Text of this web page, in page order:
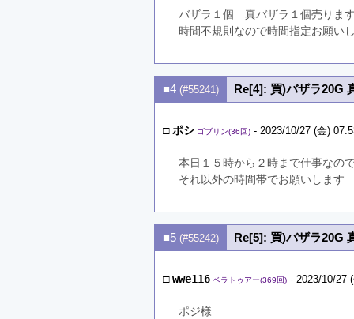
バザラ１個　真バザラ１個売りま
時間不規則なので時間指定お願い
■4 (#55241) Re[4]: 買)バザラ20G
□ポシ ゴブリン(36回) - 2023/10/27 (金)
本日１５時から２時まで仕事なの
それ以外の時間帯でお願いします
■5 (#55242) Re[5]: 買)バザラ20G
□wwe116 ベラトゥアー(369回) - 2023/10/27
ポジ様